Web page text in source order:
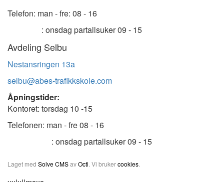
Telefon: man - fre: 08 - 16
: onsdag partallsuker 09 - 15
Avdeling Selbu
Nestansringen 13a
selbu@abes-trafikkskole.com
Åpningstider:
Kontoret: torsdag 10 -15
Telefonen: man - fre 08 - 16
: onsdag partallsuker 09 - 15
Laget med Solve CMSavOcti. Vi brukercookies.